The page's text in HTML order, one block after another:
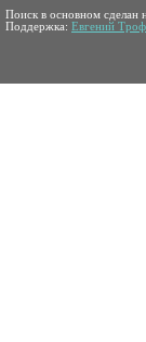
Поиск в основном сделан
Поддержка: Евгений